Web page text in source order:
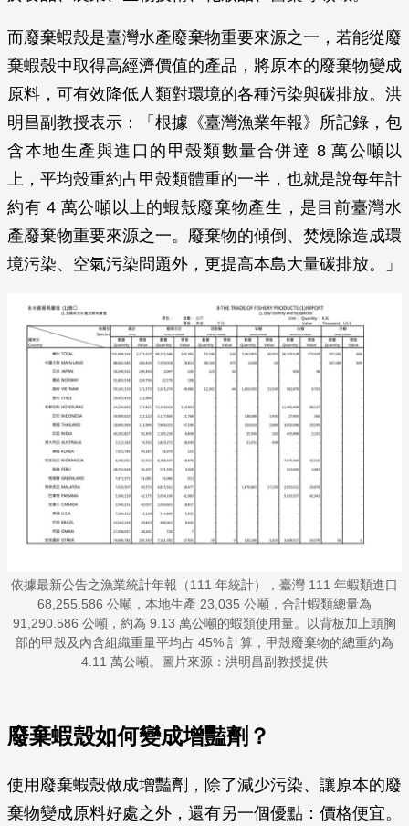
而廢棄蝦殼是臺灣水產廢棄物重要來源之一，若能從廢
棄蝦殼中取得高經濟價值的產品，將原本的廢棄物變成
原料，可有效降低人類對環境的各種污染與碳排放。洪
明昌副教授表示：「根據《臺灣漁業年報》所記錄，包
含本地生產與進口的甲殼類數量合併達 8 萬公噸以
上，平均殼重約占甲殼類體重的一半，也就是說每年計
約有 4 萬公噸以上的蝦殼廢棄物產生，是目前臺灣水
產廢棄物重要來源之一。廢棄物的傾倒、焚燒除造成環
境污染、空氣污染問題外，更提高本島大量碳排放。」
依據最新公告之漁業統計年報（111 年統計），臺灣 111 年蝦類進口
68,255.586 公噸，本地生產 23,035 公噸，合計蝦類總量為
91,290.586 公噸，約為 9.13 萬公噸的蝦類使用量。以背板加上頭胸
部的甲殼及內含組織重量平均占 45% 計算，甲殼廢棄物的總重約為
4.11 萬公噸。圖片來源：洪明昌副教授提供
廢棄蝦殼如何變成增豔劑？
使用廢棄蝦殼做成增豔劑，除了減少污染、讓原本的廢
棄物變成原料好處之外，還有另一個優點：價格便宜。